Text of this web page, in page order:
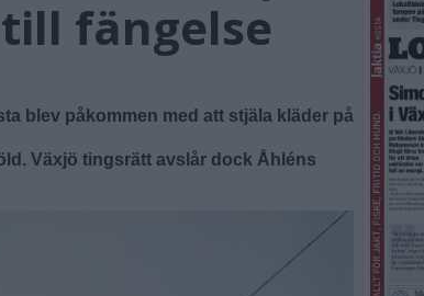
fängelse
blev påkommen med att stjäla kläder på
Växjö tingsrätt avslår dock Åhléns